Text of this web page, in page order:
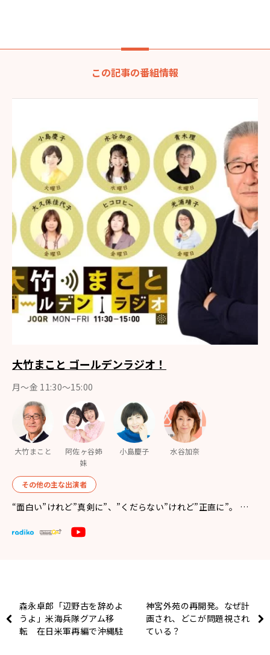
この記事の番組情報
大竹まこと ゴールデンラジオ！
月〜金 11:30～15:00
大竹まこと
阿佐ヶ谷姉
妹
小島慶子 水谷加奈
その他の主な出演者
“面白い”けれど”真剣に”、”くだらない”けれど”正直に”。 …
森永卓郎「辺野古を辞めよ
うよ」米海兵隊グアム移
転 在日米軍再編で沖縄駐
神宮外苑の再開発。なぜ計
画され、どこが問題視され
ている？